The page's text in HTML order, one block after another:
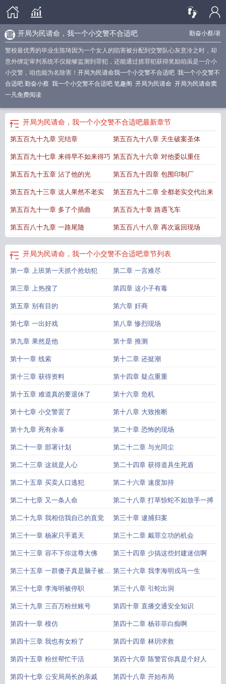
勤奋小蔡/著
开局为民请命，我一个小交警不合适吧
警校最优秀的毕业生陈琦因为一个女人的陷害被分配到交警队心灰意冷之时，却
意外绑定审判系统不仅能够监测到罪犯，还能通过抓罪犯获得奖励咱虽是一介小
小交警，咱也能为名除害！ 开局为民请命我一个小交警不合适吧 我一个小交警不
合适吧 勤奋小蔡 我一个小交警不合适吧 笔趣阁 开局为民请命 开局为民请命窦
一凡免费阅读
开局为民请命，我一个小交警不合适吧最新章节
第五百九十九章 完结章 第五百九十八章 天生破案圣体
第五百九十七章 来得早不如来得巧 第五百九十六章 对他委以重任
第五百九十五章 沾了他的光 第五百九十四章 包围印制厂
第五百九十三章 这人果然不老实 第五百九十二章 全都老实交代出来
第五百九十一章 多了个插曲 第五百九十章 路遇飞车
第五百八十九章 一路尾随 第五百八十八章 再次返回现场
开局为民请命，我一个小交警不合适吧章节列表
第一章 上班第一天抓个抢劫犯 第二章 一言难尽
第三章 上热搜了 第四章 这小子有毒
第五章 别有目的 第六章 奸商
第七章 一出好戏 第八章 惨烈现场
第九章 果然是他 第十章 推测
第十一章 线索 第十二章 还挺潮
第十三章 获得资料 第十四章 疑点重重
第十五章 难道真的要退休了 第十六章 危机
第十七章 小交警罢了 第十八章 大致推断
第十九章 死有余辜 第二十章 恐怖的现场
第二十一章 部署计划 第二十二章 与光同尘
第二十三章 这就是人心 第二十四章 获得道具生死盾
第二十五章 买卖人口逃犯 第二十六章 速度加持
第二十七章 又一条人命 第二十八章 打草惊蛇不如放手一搏
第二十九章 我相信我自己的直觉 第三十章 逮捕归案
第三十一章 杨家只手遮天 第三十二章 戴罪立功的机会
第三十三章 容不下你这尊大佛 第三十四章 少搞这些封建迷信啊
第三十五章 一群傻子真是脑子被驴
踢了
第三十六章 我李海明戎马一生
第三十七章 李海明被停职 第三十八章 引蛇出洞
第三十九章 三百万粉丝账号 第四十章 直播交通安全知识
第四十一章 模仿 第四十二章 杨菲菲白痴啊
第四十三章 我也有女粉了 第四十四章 林玥求救
第四十五章 粉丝帮忙干活 第四十六章 陈警官你真是个好人
第四十七章 公安局局长的亲戚 第四十八章 开始布局